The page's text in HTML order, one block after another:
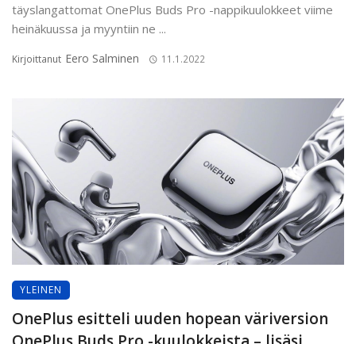
täyslangattomat OnePlus Buds Pro -nappikuulokkeet viime
heinäkuussa ja myyntiin ne ...
Kirjoittanut Eero Salminen 11.1.2022
YLEINEN
OnePlus esitteli uuden hopean väriversion